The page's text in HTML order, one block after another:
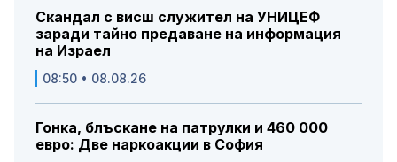
Скандал с висш служител на УНИЦЕФ
заради тайно предаване на информация
на Израел
08:50 • 08.08.26
Гонка, блъскане на патрулки и 460 000
евро: Две наркоакции в София